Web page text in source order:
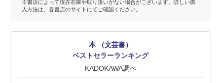
※書店によって現在在庫や取り扱いがない場合がございます。詳しい購
入方法は、各書店のサイトにてご確認ください。
本 （文芸書）
ベストセラーランキング
KADOKAWA調べ